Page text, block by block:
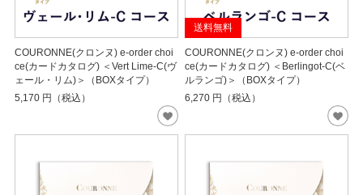
COURONNE(クロンヌ) e-order choi
ce(カードカタログ) ＜Vert Lime-C(ヴ
ェール・リム)＞（BOXタイプ）
5,170 円（税込）
送料無料
COURONNE(クロンヌ) e-order choi
ce(カードカタログ) ＜Berlingot-C(ベ
ルランゴ)＞（BOXタイプ）
6,270 円（税込）